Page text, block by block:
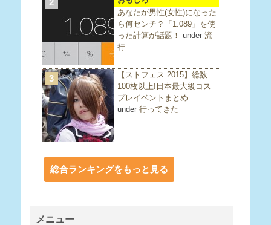
あなたが男性(女性)になった
ら何センチ？「1.089」を使
った計算が話題！ under 流
行
3
【ストフェス 2015】総数
100枚以上!日本最大級コス
プレイベントまとめ
under 行ってきた
総合ランキングをもっと見る
メニュー